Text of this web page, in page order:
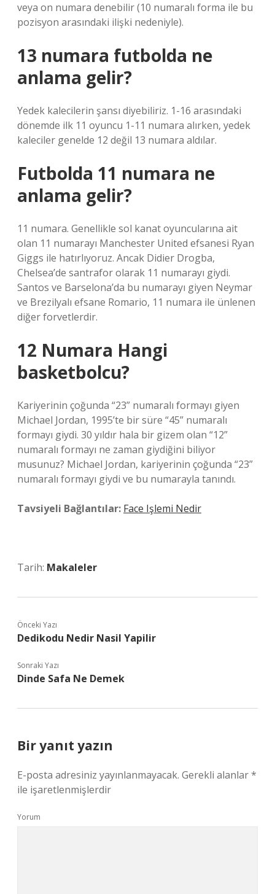
veya on numara denebilir (10 numaralı forma ile bu
pozisyon arasındaki ilişki nedeniyle).
13 numara futbolda ne
anlama gelir?
Yedek kalecilerin şansı diyebiliriz. 1-16 arasındaki
dönemde ilk 11 oyuncu 1-11 numara alırken, yedek
kaleciler genelde 12 değil 13 numara aldılar.
Futbolda 11 numara ne
anlama gelir?
11 numara. Genellikle sol kanat oyuncularına ait
olan 11 numarayı Manchester United efsanesi Ryan
Giggs ile hatırlıyoruz. Ancak Didier Drogba,
Chelsea’de santrafor olarak 11 numarayı giydi.
Santos ve Barselona’da bu numarayı giyen Neymar
ve Brezilyalı efsane Romario, 11 numara ile ünlenen
diğer forvetlerdir.
12 Numara Hangi
basketbolcu?
Kariyerinin çoğunda “23” numaralı formayı giyen
Michael Jordan, 1995’te bir süre “45” numaralı
formayı giydi. 30 yıldır hala bir gizem olan “12”
numaralı formayı ne zaman giydiğini biliyor
musunuz? Michael Jordan, kariyerinin çoğunda “23”
numaralı formayı giydi ve bu numarayla tanındı.
Tavsiyeli Bağlantılar: Face Işlemi Nedir
Tarih: Makaleler
Önceki Yazı
Dedikodu Nedir Nasil Yapilir
Sonraki Yazı
Dinde Safa Ne Demek
Bir yanıt yazın
E-posta adresiniz yayınlanmayacak. Gerekli alanlar*
ile işaretlenmişlerdir
Yorum